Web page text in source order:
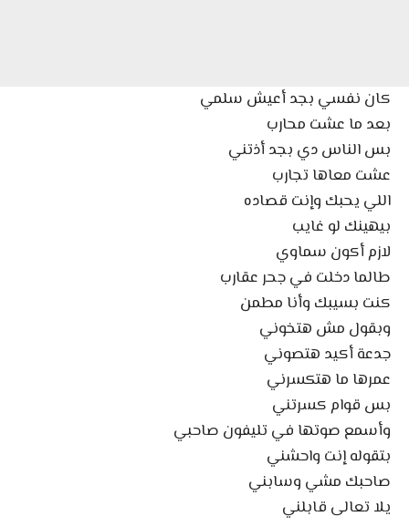
كان نفسي بجد أعيش سلمي
بعد ما عشت محارب
بس الناس دي بجد أذتني
عشت معاها تجارب
اللي يحبك وإنت قصاده
بيهينك لو غايب
لازم أكون سماوي
طالما دخلت في جحر عقارب
كنت بسيبك وأنا مطمن
وبقول مش هتخوني
جدعة أكيد هتصوني
عمرها ما هتكسرني
بس قوام كسرتني
وأسمع صوتها في تليفون صاحبي
بتقوله إنت واحشني
صاحبك مشي وسابني
يلا تعالى قابلني